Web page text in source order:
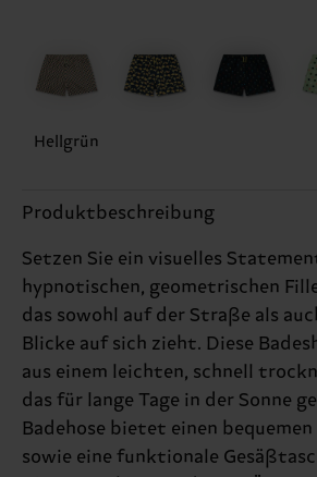
Hellgrün
Produktbeschreibung
Setzen Sie ein visuelles
hypnotischen, geometrischen
das sowohl auf der Straße als
Blicke auf sich zieht. Diese
aus einem leichten, schnell
das für lange Tage in der Sonne
Badehose bietet einen
sowie eine funktionale